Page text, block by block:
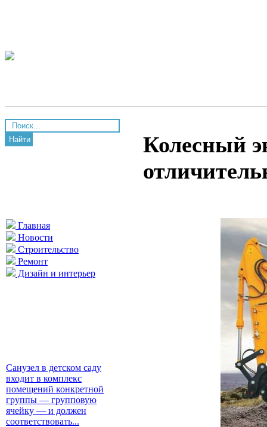
Найти
Главная
Новости
Строительство
Ремонт
Дизайн и интерьер
Санузел в детском саду
входит в комплекс
помещений конкретной
группы — групповую
ячейку — и должен
соответствовать...
Колесный